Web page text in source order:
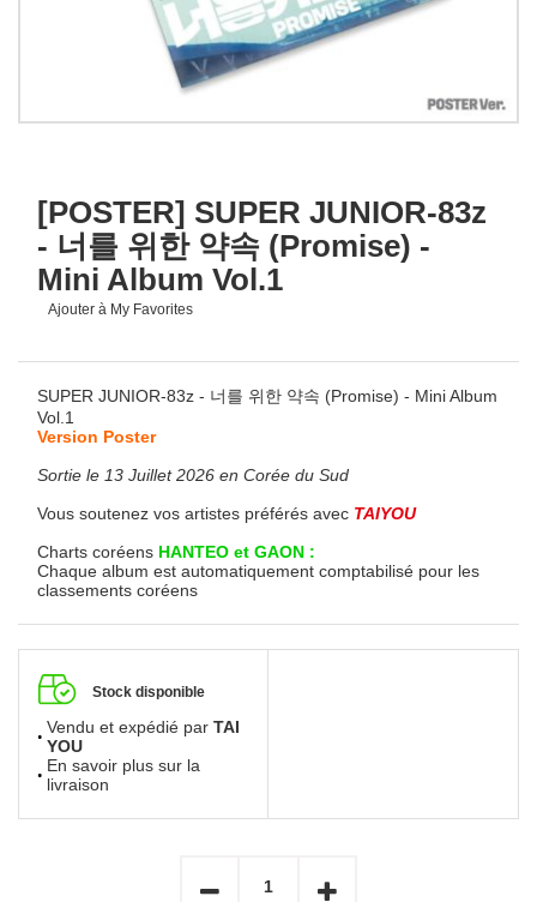
[POSTER] SUPER JUNIOR-83z
- 너를 위한 약속 (Promise) -
Mini Album Vol.1
Ajouter à My Favorites
SUPER JUNIOR-83z - 너를 위한 약속 (Promise) - Mini Album
Vol.1
Version Poster
Sortie le 13 Juillet 2026 en Corée du Sud
Vous soutenez vos artistes préférés avec TAIYOU
Charts coréens HANTEO et GAON :
Chaque album est automatiquement comptabilisé pour les
classements coréens
Stock disponible
Vendu et expédié par TAI
YOU
En savoir plus sur la
livraison